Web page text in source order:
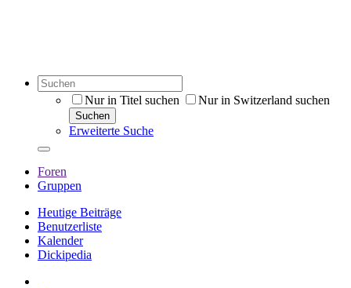
Nur in Titel suchen Nur in Switzerland suchen
Suchen
Erweiterte Suche
Foren
Gruppen
Heutige Beiträge
Benutzerliste
Kalender
Dickipedia